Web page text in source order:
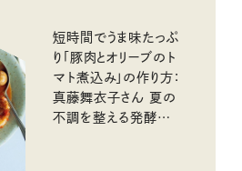
短時間でうま味たっぷ
り「豚肉とオリーブのト
マト煮込み」の作り方：
真藤舞衣子さん 夏の
不調を整える発酵レ